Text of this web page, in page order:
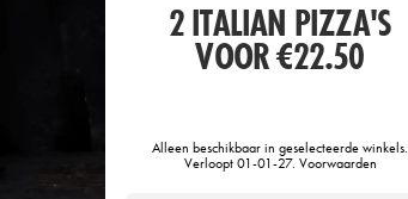
2 ITALIAN PIZZA'S
VOOR €22.50
Alleen beschikbaar in geselecteerde winkels.
Verloopt 01-01-27. Voorwaarden